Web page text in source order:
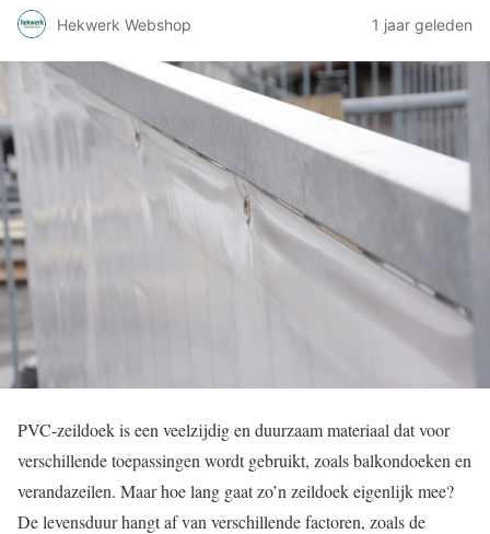
Hekwerk Webshop 1 jaar geleden
PVC-zeildoek is een veelzijdig en duurzaam materiaal dat voor
verschillende toepassingen wordt gebruikt, zoals balkondoeken en
verandazeilen. Maar hoe lang gaat zo’n zeildoek eigenlijk mee?
De levensduur hangt af van verschillende factoren, zoals de